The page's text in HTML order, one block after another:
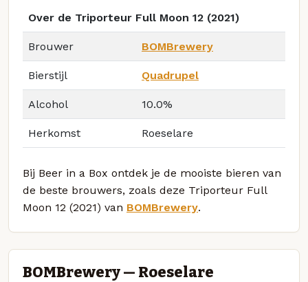
Over de Triporteur Full Moon 12 (2021)
Brouwer BOMBrewery
Bierstijl Quadrupel
Alcohol 10.0%
Herkomst Roeselare
Bij Beer in a Box ontdek je de mooiste bieren van
de beste brouwers, zoals deze Triporteur Full
Moon 12 (2021) van BOMBrewery.
BOMBrewery — Roeselare